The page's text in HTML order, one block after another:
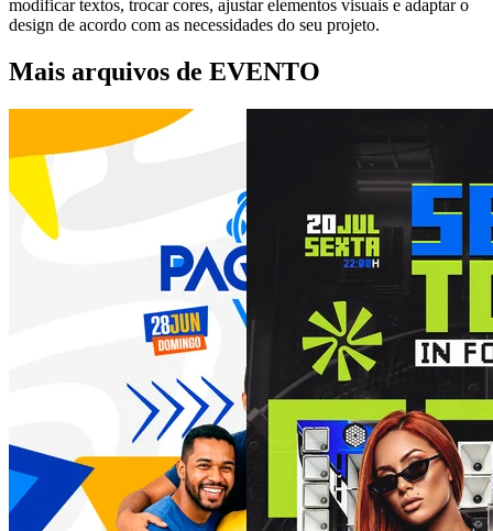
modificar textos, trocar cores, ajustar elementos visuais e adaptar o
design de acordo com as necessidades do seu projeto.
Mais arquivos de EVENTO